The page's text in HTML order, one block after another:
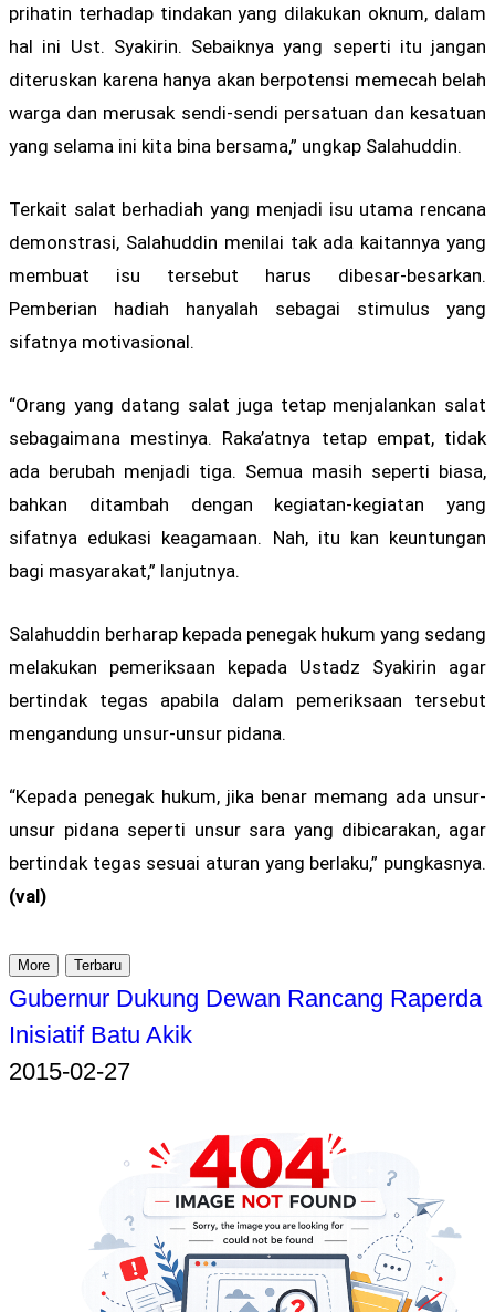
prihatin terhadap tindakan yang dilakukan oknum, dalam
hal ini Ust. Syakirin. Sebaiknya yang seperti itu jangan
diteruskan karena hanya akan berpotensi memecah belah
warga dan merusak sendi-sendi persatuan dan kesatuan
yang selama ini kita bina bersama,” ungkap Salahuddin.
Terkait salat berhadiah yang menjadi isu utama rencana
demonstrasi, Salahuddin menilai tak ada kaitannya yang
membuat isu tersebut harus dibesar-besarkan.
Pemberian hadiah hanyalah sebagai stimulus yang
sifatnya motivasional.
“Orang yang datang salat juga tetap menjalankan salat
sebagaimana mestinya. Raka’atnya tetap empat, tidak
ada berubah menjadi tiga. Semua masih seperti biasa,
bahkan ditambah dengan kegiatan-kegiatan yang
sifatnya edukasi keagamaan. Nah, itu kan keuntungan
bagi masyarakat,” lanjutnya.
Salahuddin berharap kepada penegak hukum yang sedang
melakukan pemeriksaan kepada Ustadz Syakirin agar
bertindak tegas apabila dalam pemeriksaan tersebut
mengandung unsur-unsur pidana.
“Kepada penegak hukum, jika benar memang ada unsur-
unsur pidana seperti unsur sara yang dibicarakan, agar
bertindak tegas sesuai aturan yang berlaku,” pungkasnya.
(val)
More Terbaru
Gubernur Dukung Dewan Rancang Raperda
Inisiatif Batu Akik
2015-02-27